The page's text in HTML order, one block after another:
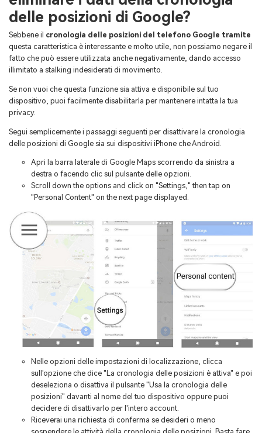
delle posizioni di Google?
Sebbene il cronologia delle posizioni del telefono Google tramite
questa caratteristica è interessante e molto utile, non possiamo negare il
fatto che può essere utilizzata anche negativamente, dando accesso
illimitato a stalking indesiderati di movimento.
Se non vuoi che questa funzione sia attiva e disponibile sul tuo
dispositivo, puoi facilmente disabilitarla per mantenere intatta la tua
privacy.
Segui semplicemente i passaggi seguenti per disattivare la cronologia
delle posizioni di Google sia sui dispositivi iPhone che Android.
Apri la barra laterale di Google Maps scorrendo da sinistra a
destra o facendo clic sul pulsante delle opzioni.
Scroll down the options and click on "Settings," then tap on
"Personal Content" on the next page displayed.
Nelle opzioni delle impostazioni di localizzazione, clicca
sull'opzione che dice "La cronologia delle posizioni è attiva" e poi
deseleziona o disattiva il pulsante "Usa la cronologia delle
posizioni" davanti al nome del tuo dispositivo oppure puoi
decidere di disattivarlo per l'intero account.
Riceverai una richiesta di conferma se desideri o meno